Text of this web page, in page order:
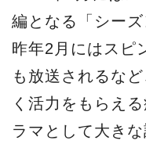
編となる「シーズ
昨年2月にはスピ
も放送されるな
く活力をもらえ
ラマとして大き